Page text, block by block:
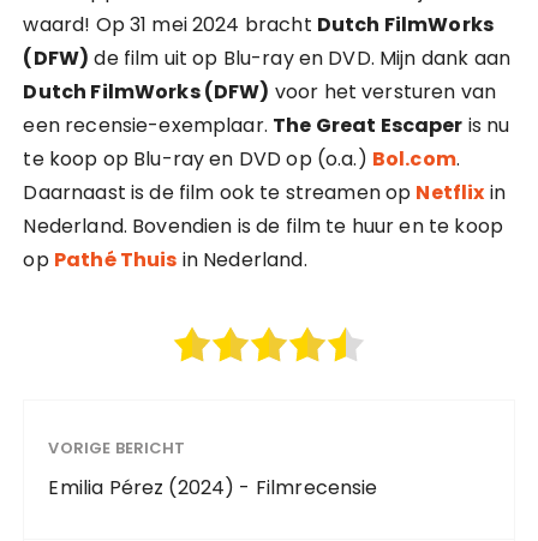
waard! Op 31 mei 2024 bracht Dutch FilmWorks
(DFW) de film uit op Blu-ray en DVD. Mijn dank aan
Dutch FilmWorks (DFW) voor het versturen van
een recensie-exemplaar. The Great Escaper is nu
te koop op Blu-ray en DVD op (o.a.) Bol.com.
Daarnaast is de film ook te streamen op Netflix in
Nederland. Bovendien is de film te huur en te koop
op Pathé Thuis in Nederland.
VORIGE BERICHT
Emilia Pérez (2024) - Filmrecensie